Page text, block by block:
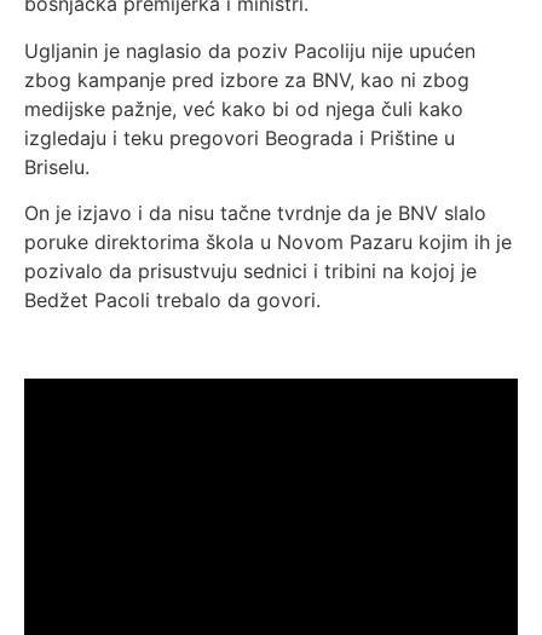
Ugljanin je naglasio da poziv Pacoliju nije upućen
zbog kampanje pred izbore za BNV, kao ni zbog
medijske pažnje, već kako bi od njega čuli kako
izgledaju i teku pregovori Beograda i Prištine u
Briselu.
On je izjavo i da nisu tačne tvrdnje da je BNV slalo
poruke direktorima škola u Novom Pazaru kojim ih je
pozivalo da prisustvuju sednici i tribini na kojoj je
Bedžet Pacoli trebalo da govori.